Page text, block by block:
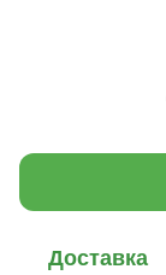
Доставка